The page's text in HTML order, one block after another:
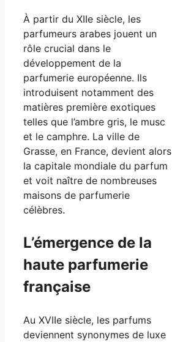
À partir du XIIe siècle, les
parfumeurs arabes jouent un
rôle crucial dans le
développement de la
parfumerie européenne. Ils
introduisent notamment des
matières première exotiques
telles que l’ambre gris, le musc
et le camphre. La ville de
Grasse, en France, devient alors
la capitale mondiale du parfum
et voit naître de nombreuses
maisons de parfumerie
célèbres.
L’émergence de la
haute parfumerie
française
Au XVIIe siècle, les parfums
deviennent synonymes de luxe